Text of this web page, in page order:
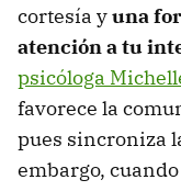
cortesía yuna
atención a tu
psicóloga
favorece la
pues sincroniza
embargo,